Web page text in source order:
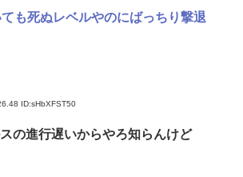
も死ぬレベルやのにばっちり撃退
ID:sHbXFST50
の進行遅いからやろ知らんけど